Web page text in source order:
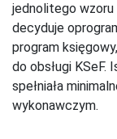
jednolitego wzoru
decyduje
program
do obsługi KSeF.
spełniała
wykonawczym.